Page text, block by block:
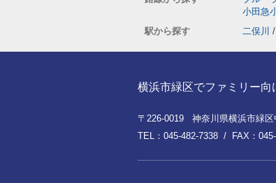
小田急
駅から探す
二俣川 /
横浜市緑区でファミリー向
〒226-0019 神奈川県横浜市緑区
TEL：045-482-7338 / FAX：